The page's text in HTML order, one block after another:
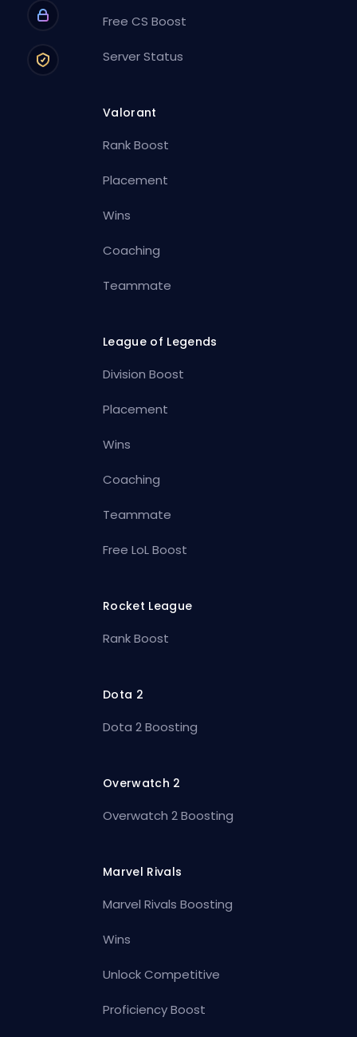
Free CS Boost
Server Status
Valorant
Rank Boost
Placement
Wins
Coaching
Teammate
League of Legends
Division Boost
Placement
Wins
Coaching
Teammate
Free LoL Boost
Rocket League
Rank Boost
Dota 2
Dota 2 Boosting
Overwatch 2
Overwatch 2 Boosting
Marvel Rivals
Marvel Rivals Boosting
Wins
Unlock Competitive
Proficiency Boost